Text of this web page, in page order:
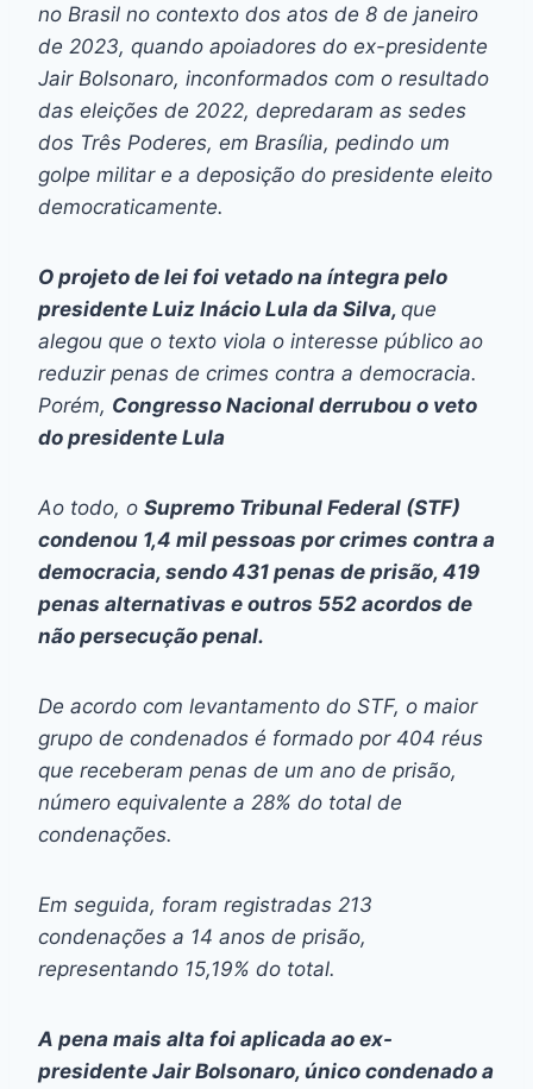
no Brasil no contexto dos atos de 8 de janeiro
de 2023, quando apoiadores do ex-presidente
Jair Bolsonaro, inconformados com o resultado
das eleições de 2022, depredaram as sedes
dos Três Poderes, em Brasília, pedindo um
golpe militar e a deposição do presidente eleito
democraticamente.
O projeto de lei foi vetado na íntegra pelo
presidente Luiz Inácio Lula da Silva, que
alegou que o texto viola o interesse público ao
reduzir penas de crimes contra a democracia.
Porém, Congresso Nacional derrubou o veto
do presidente Lula
Ao todo, o Supremo Tribunal Federal (STF)
condenou 1,4 mil pessoas por crimes contra a
democracia, sendo 431 penas de prisão, 419
penas alternativas e outros 552 acordos de
não persecução penal.
De acordo com levantamento do STF, o maior
grupo de condenados é formado por 404 réus
que receberam penas de um ano de prisão,
número equivalente a 28% do total de
condenações.
Em seguida, foram registradas 213
condenações a 14 anos de prisão,
representando 15,19% do total.
A pena mais alta foi aplicada ao ex-
presidente Jair Bolsonaro, único condenado a